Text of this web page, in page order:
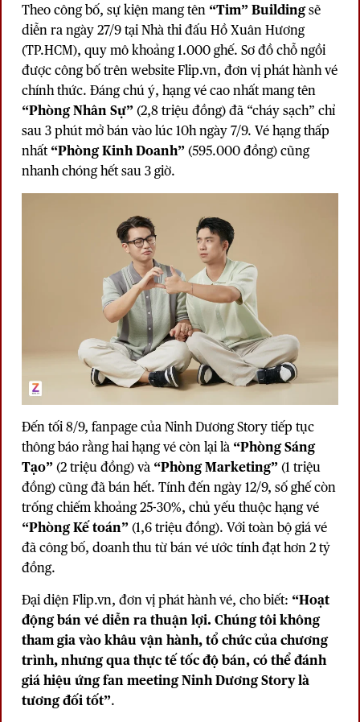
Theo công bố, sự kiện mang tên “Tim” Buildingsẽ
diễn ra ngày 27/9 tại Nhà thi đấu Hồ Xuân Hương
(TP.HCM), quy mô khoảng 1.000 ghế. Sơ đồ chỗ ngồi
được công bố trên website Flip.vn, đơn vị phát hành vé
chính thức. Đáng chú ý, hạng vé cao nhất mang tên
“Phòng Nhân Sự”(2,8 triệu đồng) đã “cháy sạch” chỉ
sau 3 phút mở bán vào lúc 10h ngày 7/9. Vé hạng thấp
nhất“Phòng Kinh Doanh”(595.000 đồng) cũng
nhanh chóng hết sau 3 giờ.
Đến tối 8/9, fanpage củaNinh Dương Storytiếp tục
thông báo rằng hai hạng vé còn lại là “Phòng Sáng
Tạo”(2 triệu đồng) và “Phòng Marketing”(1 triệu
đồng) cũng đã bán hết. Tính đến ngày 12/9, số ghế còn
trống chiếm khoảng 25-30%, chủ yếu thuộc hạng vé
“Phòng Kế toán”(1,6 triệu đồng). Với toàn bộ giá vé
đã công bố, doanh thu từ bán vé ước tính đạt hơn 2 tỷ
đồng.
Đại diện Flip.vn, đơn vị phát hành vé, cho biết: “Hoạt
động bán vé diễn ra thuận lợi. Chúng tôi không
tham gia vào khâu vận hành, tổ chức của chương
trình, nhưng qua thực tế tốc độ bán, có thể đánh
giá hiệu ứng fan meeting Ninh Dương Story là
tương đối tốt”.